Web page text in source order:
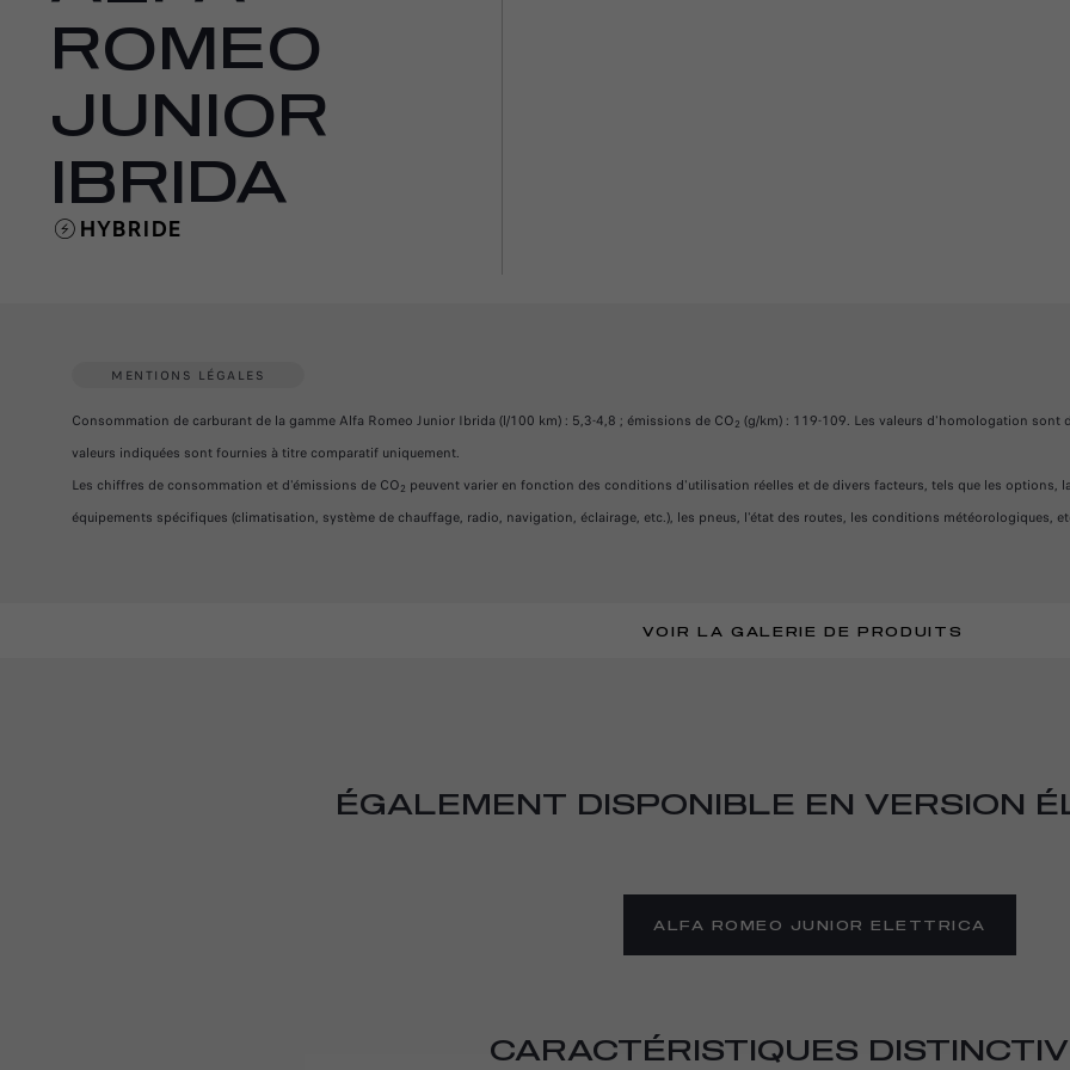
ROMEO
JUNIOR
IBRIDA
HYBRIDE
MENTIONS LÉGALES
Consommation de carburant de la gamme Alfa Romeo Junior Ibrida (l/100 km) : 5,3-4,8 ; émissions de CO2 (g/km) : 119-109. Les valeurs d'homologation sont
valeurs indiquées sont fournies à titre comparatif uniquement.
Les chiffres de consommation et d'émissions de CO2 peuvent varier en fonction des conditions d'utilisation réelles et de divers facteurs, tels que les options,
équipements spécifiques (climatisation, système de chauffage, radio, navigation, éclairage, etc.), les pneus, l'état des routes, les conditions météorologiques,
VOIR LA GALERIE DE PRODUITS
ÉGALEMENT DISPONIBLE EN VERSION
ALFA ROMEO JUNIOR ELETTRICA
CARACTÉRISTIQUES